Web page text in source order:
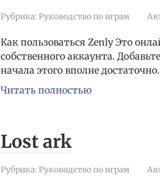
Рубрика: Руководство по играм
Как пользоваться Zenly Это
собственного аккаунта.
начала этого вполне
Читать полностью
Lost ark
Рубрика: Руководство по играм